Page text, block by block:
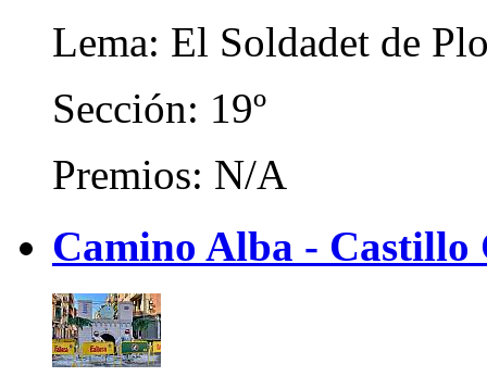
Lema: El Soldadet de
Sección: 19º
Premios: N/A
Camino Alba - Castillo